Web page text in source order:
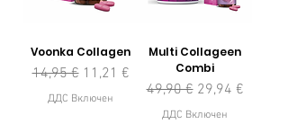
Voonka Collagen
Редовна цена
14,95 € Продажна цена
11,21 €
ДДС Включен
Multi Collageen
Combi
Редовна цена
49,90 € Продажна цена
29,94 €
ДДС Включен